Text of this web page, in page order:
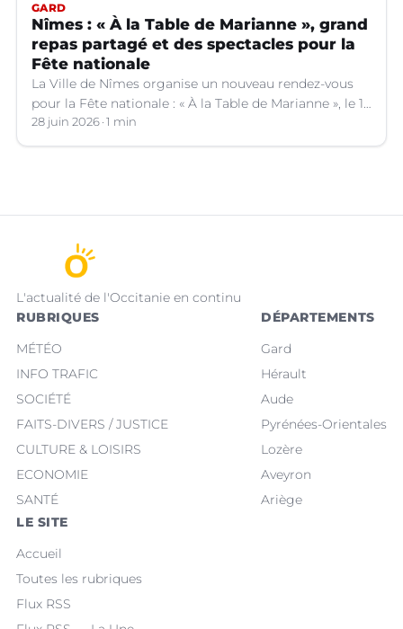
GARD
Nîmes : « À la Table de Marianne », grand
repas partagé et des spectacles pour la
Fête nationale
La Ville de Nîmes organise un nouveau rendez-vous
pour la Fête nationale : « À la Table de Marianne », le 13
juillet prochain.
28 juin 2026 1 min
L'actualité de l'Occitanie en continu
RUBRIQUES
MÉTÉO
INFO TRAFIC
SOCIÉTÉ
FAITS-DIVERS / JUSTICE
CULTURE & LOISIRS
ECONOMIE
SANTÉ
DÉPARTEMENTS
Gard
Hérault
Aude
Pyrénées-Orientales
Lozère
Aveyron
Ariège
LE SITE
Accueil
Toutes les rubriques
Flux RSS